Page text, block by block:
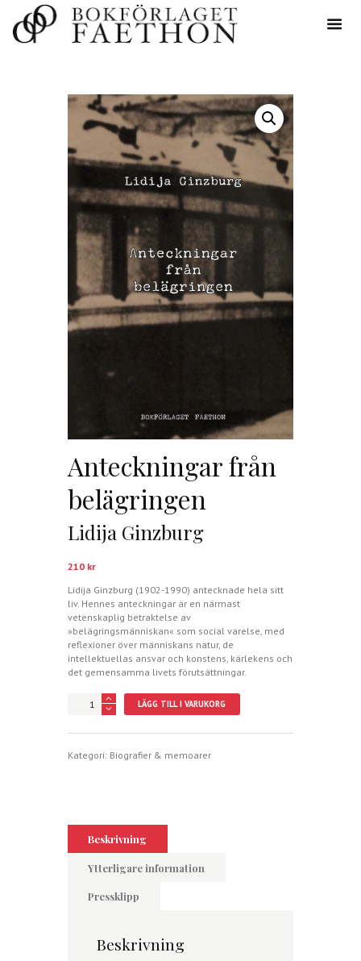
Anteckningar från
belägringen
Lidija Ginzburg
210 kr
Lidija Ginzburg (1902-1990) antecknade hela sitt
liv. Hennes anteckningar är en närmast
vetenskaplig betraktelse av
»belägringsmänniskan« som social varelse, med
reflexioner över människans natur, de
intellektuellas ansvar och konstens, kärlekens och
det gemensamma livets förutsättningar.
Anteckningar
LÄGG TILL I VARUKORG
Kategori: Biografier & memoarer
Beskrivning
Ytterligare information
Pressklipp
Beskrivning